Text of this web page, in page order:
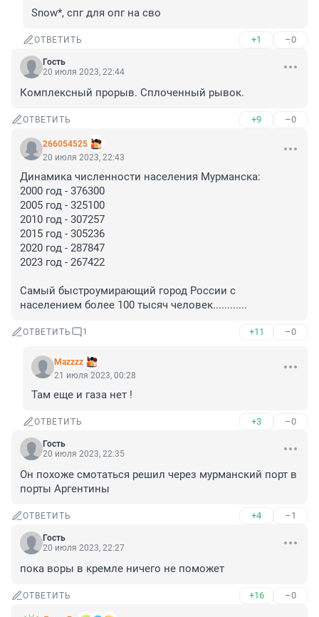
Snow*, спг для опг на сво
ОТВЕТИТЬ +1 –0
Гость
20 июля 2023, 22:44
Комплексный прорыв. Сплоченный рывок.
ОТВЕТИТЬ +9 –0
266054525
20 июля 2023, 22:43
Динамика численности населения Мурманска:
2000 год - 376300
2005 год - 325100
2010 год - 307257
2015 год - 305236
2020 год - 287847
2023 год - 267422
Самый быстроумирающий город России с
населением более 100 тысяч человек............
ОТВЕТИТЬ 1 +11 –0
Mazzzz
21 июля 2023, 00:28
Там еще и газа нет !
ОТВЕТИТЬ +3 –0
Гость
20 июля 2023, 22:35
Он похоже смотаться решил через мурманский порт в
порты Аргентины
ОТВЕТИТЬ +4 –1
Гость
20 июля 2023, 22:27
пока воры в кремле ничего не поможет
ОТВЕТИТЬ +16 –0